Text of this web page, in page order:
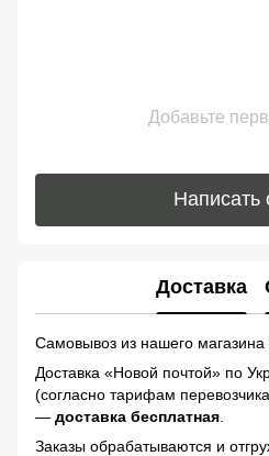
Добавьте
Написать
Доставка
Самовывоз из нашего
Доставка «Новой почтой» по
(согласно тарифам
— доставка бесплатная
Заказы обрабатываются и